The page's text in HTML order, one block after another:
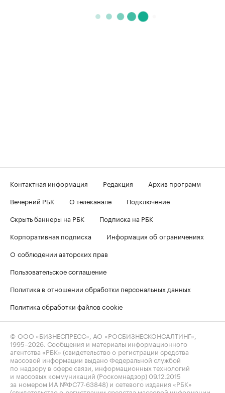
Контактная информация Редакция
Архив программ
Вечерний РБК
О телеканале
Подключение
Скрыть баннеры на РБК
Подписка на РБК
Корпоративная подписка
Информация об ограничениях
О соблюдении авторских прав
Пользовательское соглашение
Политика в отношении обработки персональных данных
Политика обработки файлов cookie
© ООО «БИЗНЕСПРЕСС», АО «РОСБИЗНЕСКОНСАЛТИНГ»,
1995–2026 . Сообщения и материалы информационного
агентства «РБК» (свидетельство о регистрации средства
массовой информации выдано Федеральной службой
по надзору в сфере связи, информационных технологий
и массовых коммуникаций (Роскомнадзор) 09.12.2015
за номером ИА №ФС77-63848) и сетевого издания «РБК»